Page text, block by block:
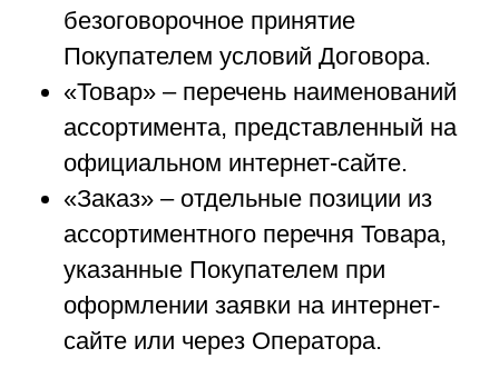
безоговорочное принятие
Покупателем условий Договора.
«Товар» – перечень наименований
ассортимента, представленный на
официальном интернет-сайте.
«Заказ» – отдельные позиции из
ассортиментного перечня Товара,
указанные Покупателем при
оформлении заявки на интернет-
сайте или через Оператора.